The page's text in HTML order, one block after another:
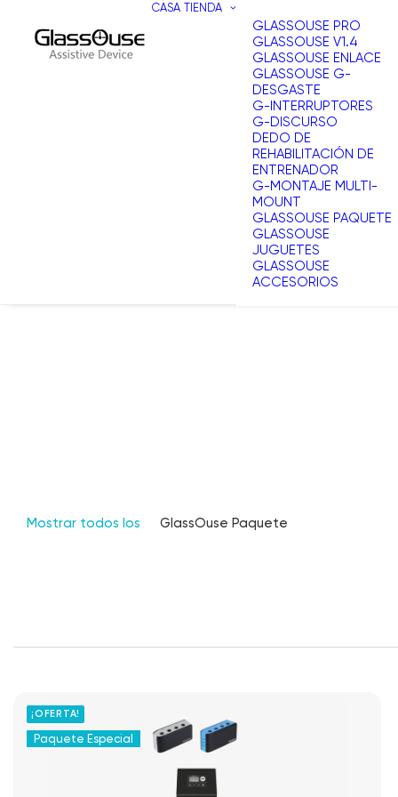
CASA TIENDA
GLASSOUSE PRO
GLASSOUSE V1.4
GLASSOUSE ENLACE
GLASSOUSE G-
DESGASTE
G-INTERRUPTORES
G-DISCURSO
DEDO DE
REHABILITACIÓN DE
ENTRENADOR
G-MONTAJE MULTI-
MOUNT
GLASSOUSE PAQUETE
GLASSOUSE
JUGUETES
GLASSOUSE
ACCESORIOS
Mostrar todos los GlassOuse Paquete
¡OFERTA!
Paquete Especial